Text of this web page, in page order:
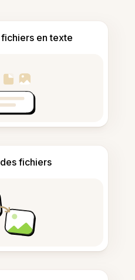
en texte
fichiers